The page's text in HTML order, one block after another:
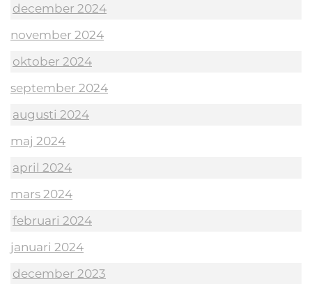
december 2024
november 2024
oktober 2024
september 2024
augusti 2024
maj 2024
april 2024
mars 2024
februari 2024
januari 2024
december 2023